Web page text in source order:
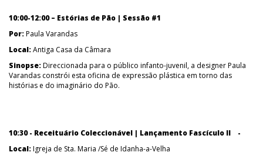
10:00-12:00 – Estórias de Pão | Sessão #1
Por:Paula Varandas
Local:Antiga Casa da Câmara
Sinopse:Direccionada para o público infanto-juvenil, a designer Paula
Varandas constrói esta oficina de expressão plástica em torno das
histórias e do imaginário do Pão.
10:30 - Receituário Coleccionável | Lançamento Fascículo II -
Local:Igreja de Sta. Maria /Sé de Idanha-a-Velha